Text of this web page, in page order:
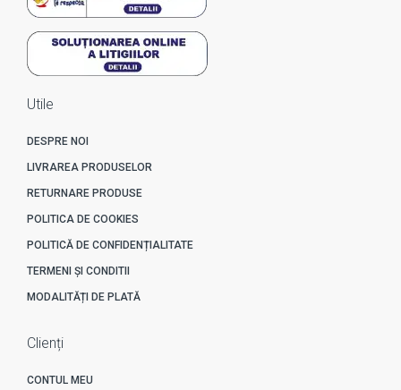
Utile
DESPRE NOI
LIVRAREA PRODUSELOR
RETURNARE PRODUSE
POLITICA DE COOKIES
POLITICĂ DE CONFIDENȚIALITATE
TERMENI ȘI CONDITII
MODALITĂȚI DE PLATĂ
Clienți
CONTUL MEU